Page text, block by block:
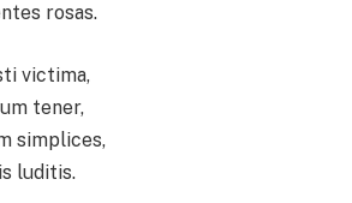
rosas.
victima,
tener,
simplices,
luditis.